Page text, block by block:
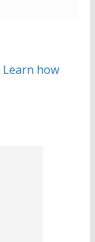
Learn how